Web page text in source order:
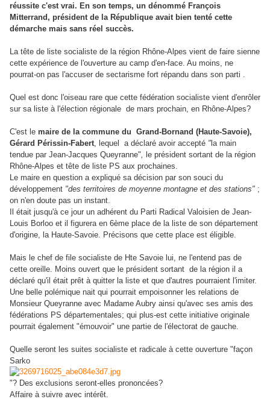
réussite c'est vrai. En son temps, un dénommé François
Mitterrand, président de la République avait bien tenté cette
démarche mais sans réel succès.
La tête de liste socialiste de la région Rhône-Alpes vient de faire sienne
cette expérience de l'ouverture au camp d'en-face. Au moins, ne
pourrat-on pas l'accuser de sectarisme fort répandu dans son parti .
Quel est donc l'oiseau rare que cette fédération socialiste vient d'enrôler
sur sa liste à l'élection régionale de mars prochain, en Rhône-Alpes?
C'est le maire de la commune du Grand-Bornand (Haute-Savoie),
Gérard Périssin-Fabert, lequel a déclaré avoir accepté " la main
tendue par Jean-Jacques Queyranne", le président sortant de la région
Rhône-Alpes et tête de liste PS aux prochaines.
Le maire en question a expliqué sa décision par son souci du
développement "des territoires de moyenne montagne et des stations" ;
on n'en doute pas un instant.
Il était jusqu'à ce jour un adhérent du Parti Radical Valoisien de Jean-
Louis Borloo et il figurera en 6ème place de la liste de son département
d'origine, la Haute-Savoie. Précisons que cette place est éligible.
Mais le chef de file socialiste de Hte Savoie lui, ne l'entend pas de
cette oreille. Moins ouvert que le président sortant de la région il a
déclaré qu'il était prêt à quitter la liste et que d'autres pourraient l'imiter.
Une belle polémique nait qui pourrait empoisonner les relations de
Monsieur Queyranne avec Madame Aubry ainsi qu'avec ses amis des
fédérations PS départementales; qui plus-est cette initiative originale
pourrait également "émouvoir" une partie de l'électorat de gauche.
Quelle seront les suites socialiste et radicale à cette ouverture "façon
Sarko
"? Des exclusions seront-elles prononcées?
Affaire à suivre avec intérêt.